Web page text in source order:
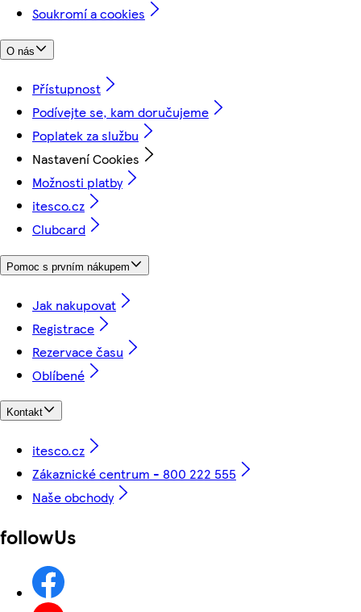
Soukromí a cookies
O nás
Přístupnost
Podívejte se, kam doručujeme
Poplatek za službu
Nastavení Cookies
Možnosti platby
itesco.cz
Clubcard
Pomoc s prvním nákupem
Jak nakupovat
Registrace
Rezervace času
Oblíbené
Kontakt
itesco.cz
Zákaznické centrum - 800 222 555
Naše obchody
followUs